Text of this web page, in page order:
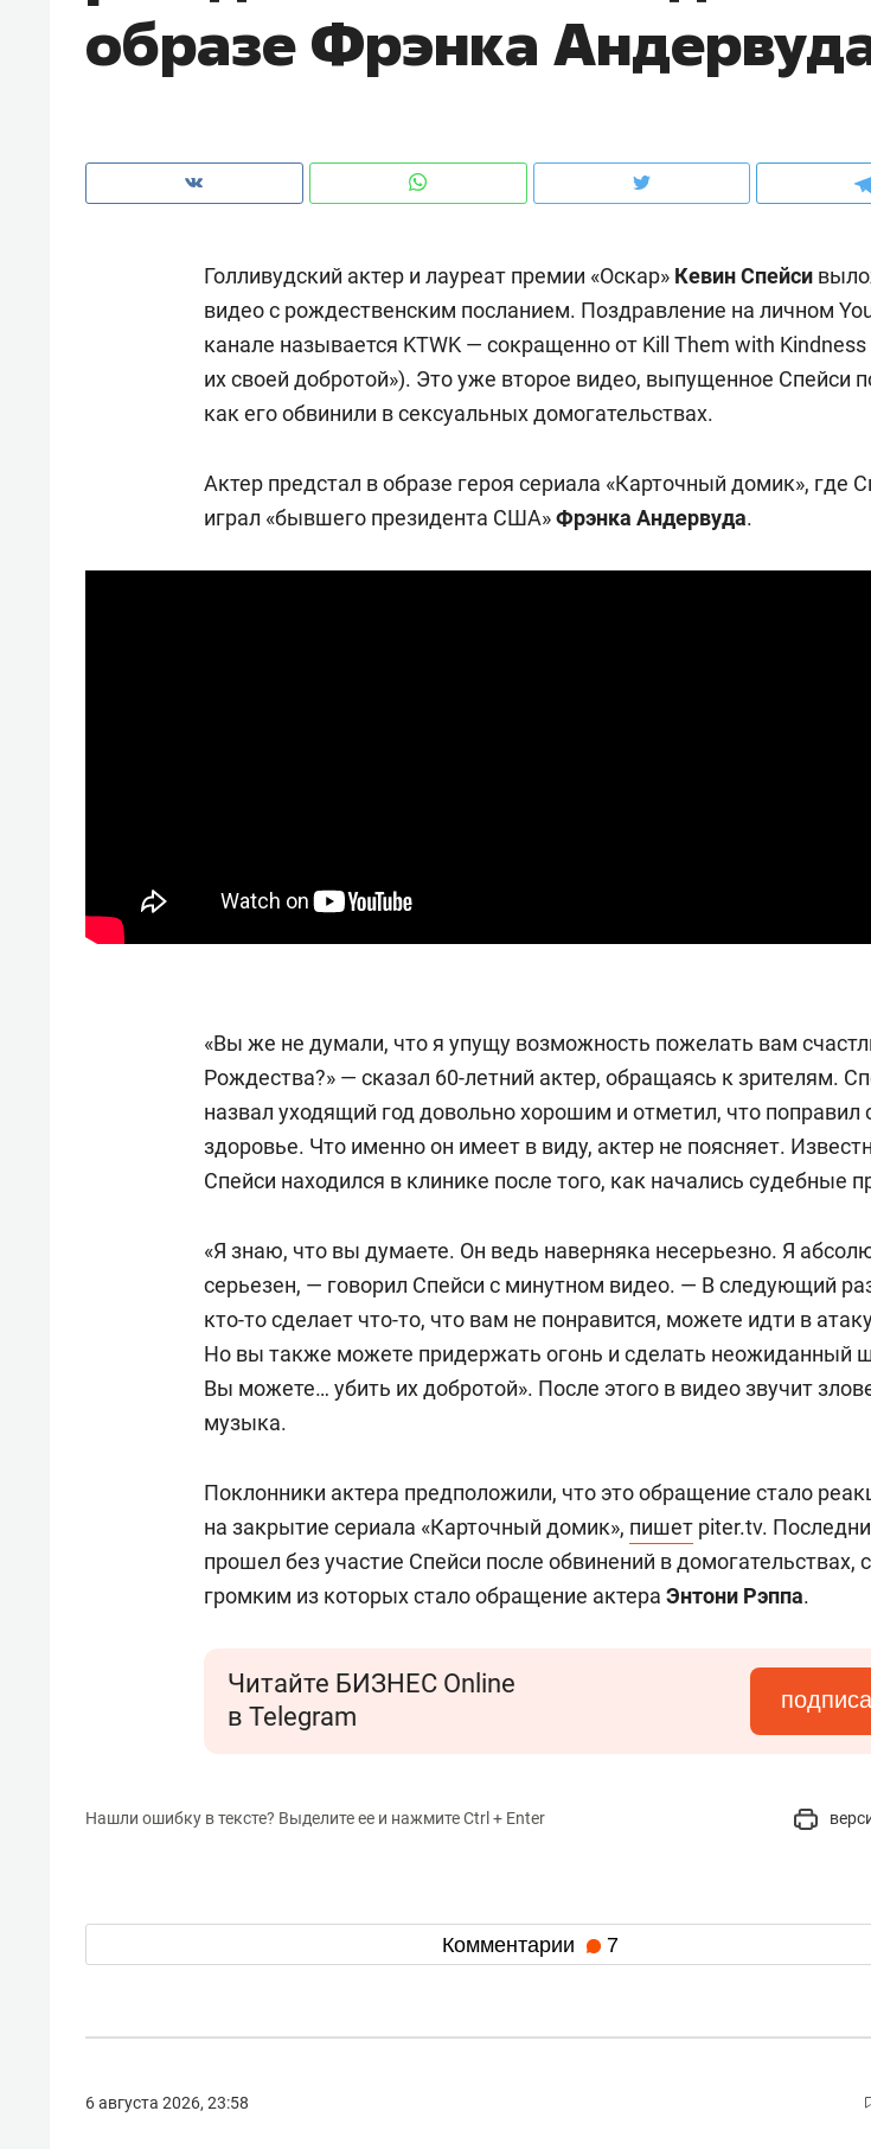
образе Фрэнка
Голливудский актер и лауреат премии «Оскар» Кевин Спейси
видео с рождественским посланием. Поздравление на личном
канале называется KTWK — сокращенно от Kill Them with Kindness
их своей добротой»). Это уже второе видео, выпущенное Спейси
как его обвинили в сексуальных домогательствах.
Актер предстал в образе героя сериала «Карточный домик», где
играл «бывшего президента США»Фрэнка Андервуда.
«Вы же не думали, что я упущу возможность пожелать вам
Рождества?» — сказал 60-летний актер, обращаясь к зрителям.
назвал уходящий год довольно хорошим и отметил, что поправил
здоровье. Что именно он имеет в виду, актер не поясняет.
Спейси находился в клинике после того, как начались судебные
«Я знаю, что вы думаете. Он ведь наверняка несерьезно. Я
серьезен, — говорил Спейси с минутном видео. — В следующий
кто-то сделает что-то, что вам не понравится, можете идти в
Но вы также можете придержать огонь и сделать неожиданный
Вы можете… убить их добротой». После этого в видео звучит
музыка.
Поклонники актера предположили, что это обращение стало
на закрытие сериала «Карточный домик», пишет piter.tv.
прошел без участие Спейси после обвинений в домогательствах,
громким из которых стало обращение актера Энтони Рэппа.
Читайте БИЗНЕС Online
в Telegram
Нашли ошибку в тексте? Выделите ее и нажмите Ctrl + Enter
Комментарии 7
6 августа 2026, 23:58
рынки, почему надо знать аксакалов и
чем интересен Оман?
о трехкратном росте цен, дотошных
клиентах и чудных запросах мастеров
создают оазис жилого
комфорта под Казанью
ID вместо ключа: какой будет
безопасность в ЖК «Нова»